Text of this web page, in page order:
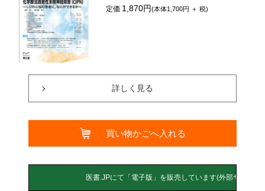
定価 1,870円(本体1,700円 ＋ 税)
詳しく見る
買い物かごへ入れる